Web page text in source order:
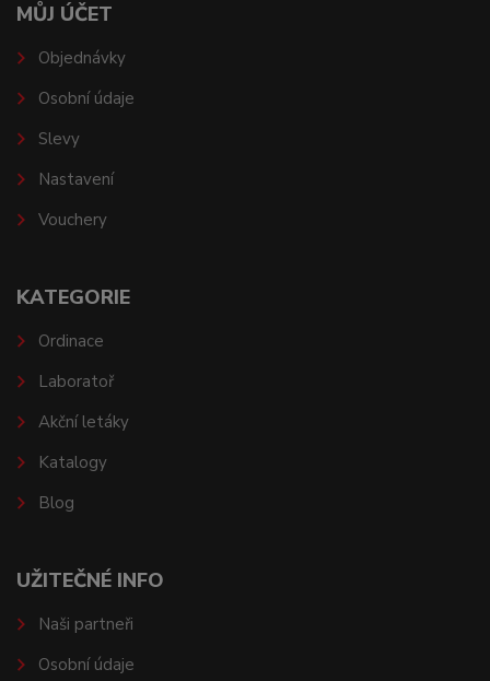
MŮJ ÚČET
Objednávky
Osobní údaje
Slevy
Nastavení
Vouchery
KATEGORIE
Ordinace
Laboratoř
Akční letáky
Katalogy
Blog
UŽITEČNÉ INFO
Naši partneři
Osobní údaje